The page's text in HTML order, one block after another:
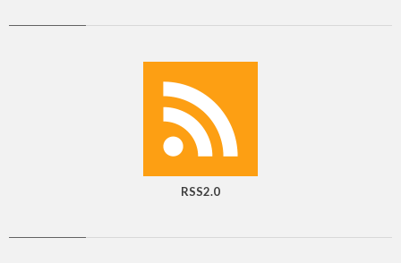
RSS2.0